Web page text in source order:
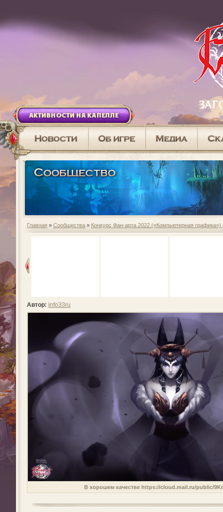
АКТИВНОСТИ НА КАПЕЛЛЕ
Главная » Сообщества » Конкурс Фан-арта 2022 («Компьютерная графика»)
Автор: info33ru
В хорошем качестве https://cloud.mail.ru/public/